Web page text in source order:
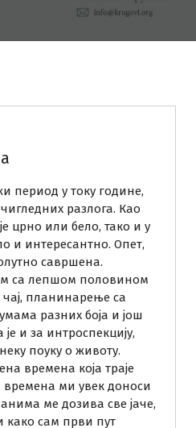
период у току године,
разлога. Као
црно или бело, тако и у
и интересантно. Опет,
савршена.
са лепшом половином
планинарење са
разних боја и још
и за интроспекцију,
поуку о животу.
времена која траје
ми увек доноси
ме дозива све јаче,
како сам први пут